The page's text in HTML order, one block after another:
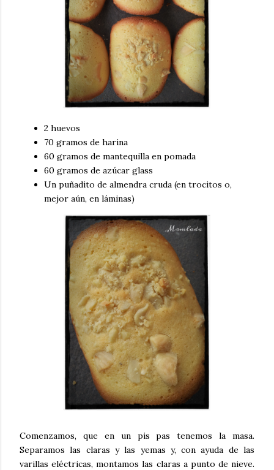
2 huevos
70 gramos de harina
60 gramos de mantequilla en pomada
60 gramos de azúcar glass
Un puñadito de almendra cruda (en trocitos o,
mejor aún, en láminas)
Comenzamos, que en un pis pas tenemos la masa.
Separamos las claras y las yemas y, con ayuda de las
varillas eléctricas, montamos las claras a punto de nieve.